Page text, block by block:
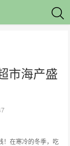
市海产盛
！在寒冷的冬季，吃